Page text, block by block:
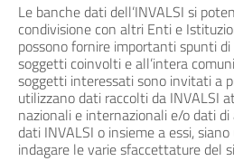
Le banche dati dell’INVALSI si
condivisione con altri Enti e
possono fornire importanti spunti
soggetti coinvolti e all’intera
soggetti interessati sono invitati a
utilizzano dati raccolti da INVALSI
nazionali e internazionali e/o dati
dati INVALSI o insieme a essi,
indagare le varie sfaccettature del